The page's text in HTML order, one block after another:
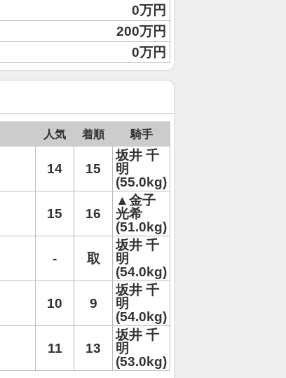
0万円
200万円
0万円
人気 着順 騎手
14 15
坂井 千
明
(55.0kg)
15 16
▲金子
光希
(51.0kg)
- 取
坂井 千
明
(54.0kg)
10 9
坂井 千
明
(54.0kg)
11 13
坂井 千
明
(53.0kg)